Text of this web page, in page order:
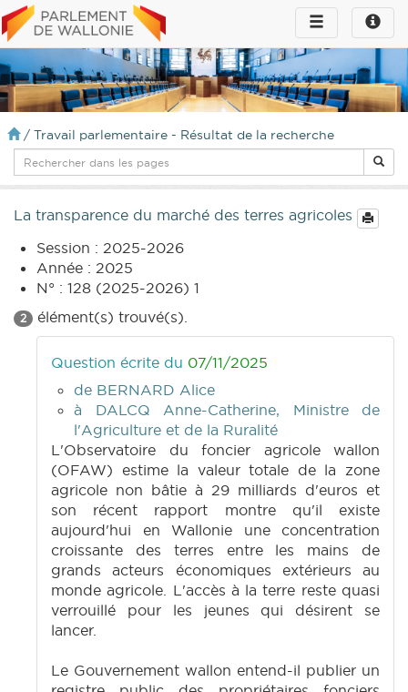
Toggle
infos
Toggle
navigation
/ Travail parlementaire - Résultat de la recherche
La transparence du marché des terres agricoles
Session : 2025-2026
Année : 2025
N° : 128 (2025-2026) 1
2 élément(s) trouvé(s).
Question écrite du 07/11/2025
de BERNARD Alice
à DALCQ Anne-Catherine, Ministre de
l'Agriculture et de la Ruralité
L'Observatoire du foncier agricole wallon
(OFAW) estime la valeur totale de la zone
agricole non bâtie à 29 milliards d'euros et
son récent rapport montre qu'il existe
aujourd'hui en Wallonie une concentration
croissante des terres entre les mains de
grands acteurs économiques extérieurs au
monde agricole. L'accès à la terre reste quasi
verrouillé pour les jeunes qui désirent se
lancer.
Le Gouvernement wallon entend-il publier un